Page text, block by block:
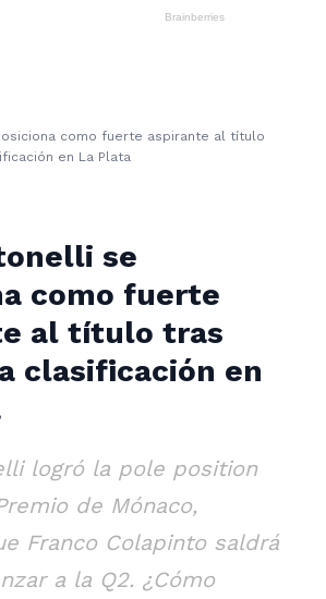
como fuerte aspirante al título
en La Plata
se
como fuerte
al título tras
clasificación en
logró la pole position
de Mónaco,
Franco Colapinto saldrá
a la Q2. ¿Cómo